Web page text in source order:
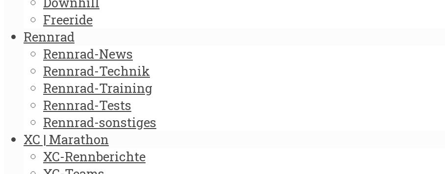
Freeride
Rennrad
Rennrad-News
Rennrad-Technik
Rennrad-Training
Rennrad-Tests
Rennrad-sonstiges
XC | Marathon
XC-Rennberichte